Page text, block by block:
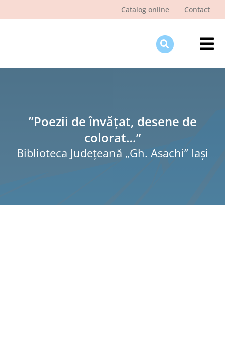
Catalog online Contact
”Poezii de învățat, desene de
colorat…”
Biblioteca Judeţeană „Gh. Asachi” Iaşi